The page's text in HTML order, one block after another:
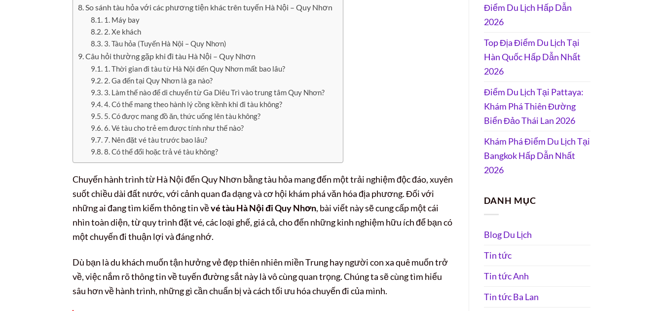
So sánh tàu hỏa với các phương tiện khác trên tuyến Hà Nội – Quy Nhơn
1. Máy bay
2. Xe khách
3. Tàu hỏa (Tuyến Hà Nội – Quy Nhơn)
Câu hỏi thường gặp khi đi tàu Hà Nội – Quy Nhơn
1. Thời gian đi tàu từ Hà Nội đến Quy Nhơn mất bao lâu?
2. Ga đến tại Quy Nhơn là ga nào?
3. Làm thế nào để di chuyển từ Ga Diêu Trì vào trung tâm Quy Nhơn?
4. Có thể mang theo hành lý cồng kềnh khi đi tàu không?
5. Có được mang đồ ăn, thức uống lên tàu không?
6. Vé tàu cho trẻ em được tính như thế nào?
7. Nên đặt vé tàu trước bao lâu?
8. Có thể đổi hoặc trả vé tàu không?
Chuyến hành trình từ Hà Nội đến Quy Nhơn bằng tàu hỏa mang đến một trải nghiệm độc đáo, xuyên
suốt chiều dài đất nước, với cảnh quan đa dạng và cơ hội khám phá văn hóa địa phương. Đối với
những ai đang tìm kiếm thông tin vềvé tàu Hà Nội đi Quy Nhơn, bài viết này sẽ cung cấp một cái
nhìn toàn diện, từ quy trình đặt vé, các loại ghế, giá cả, cho đến những kinh nghiệm hữu ích để bạn có
một chuyến đi thuận lợi và đáng nhớ.
Dù bạn là du khách muốn tận hưởng vẻ đẹp thiên nhiên miền Trung hay người con xa quê muốn trở
về, việc nắm rõ thông tin về tuyến đường sắt này là vô cùng quan trọng. Chúng ta sẽ cùng tìm hiểu
sâu hơn về hành trình, những gì cần chuẩn bị và cách tối ưu hóa chuyến đi của mình.
Điểm Du Lịch Hấp Dẫn
2026
Top Địa Điểm Du Lịch Tại
Hàn Quốc Hấp Dẫn Nhất
2026
Điểm Du Lịch Tại Pattaya:
Khám Phá Thiên Đường
Biển Đảo Thái Lan 2026
Khám Phá Điểm Du Lịch Tại
Bangkok Hấp Dẫn Nhất
2026
DANH MỤC
Blog Du Lịch
Tin tức
Tin tức Anh
Tin tức Ba Lan